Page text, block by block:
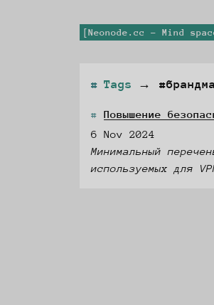
Neonode.cc - Mind
Tags →
Повышение
6 Nov 2024
Минимальный
используемых для